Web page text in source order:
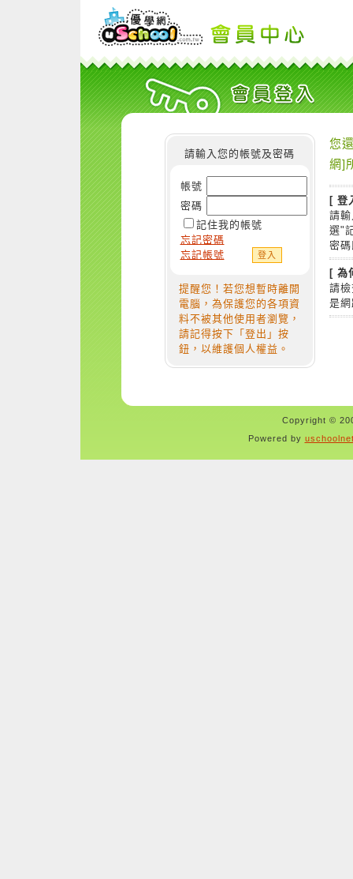
請輸入您的帳號及密碼
帳號
密碼
記住我的帳號
忘記密碼
忘記帳號
提醒您！若您想暫時離開
電腦，為保護您的各項資
料不被其他使用者瀏覽，
請記得按下「登出」按
鈕，以維護個人權益。
您
網]
[ 登
請
選"
密
[ 為
請
是
Copyright ©
Powered by